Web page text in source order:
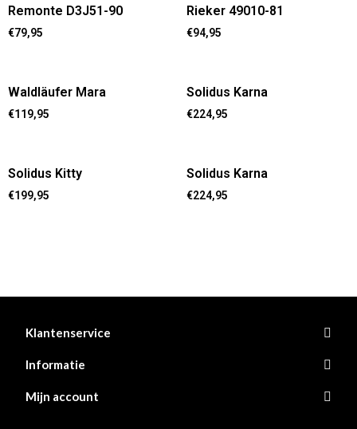
Remonte D3J51-90
€79,95
Rieker 49010-81
€94,95
Waldläufer Mara
€119,95
Solidus Karna
€224,95
Solidus Kitty
€199,95
Solidus Karna
€224,95
Klantenservice
Informatie
Mijn account